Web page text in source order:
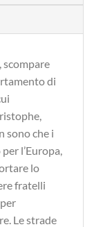
scompare
di
sono che i
l’Europa,
lo
fratelli
Le strade